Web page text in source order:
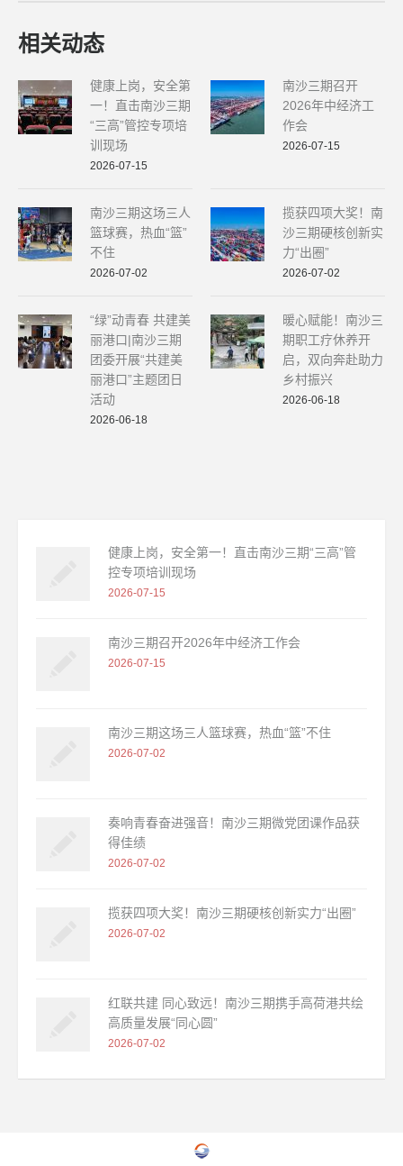
相关动态
健康上岗，安全第
一！直击南沙三期
“三高”管控专项培
训现场
2026-07-15
南沙三期召开
2026年中经济工
作会
2026-07-15
南沙三期这场三人
篮球赛，热血“篮”
不住
2026-07-02
揽获四项大奖！南
沙三期硬核创新实
力“出圈”
2026-07-02
“绿”动青春 共建美
丽港口|南沙三期
团委开展“共建美
丽港口”主题团日
活动
2026-06-18
暖心赋能！南沙三
期职工疗休养开
启，双向奔赴助力
乡村振兴
2026-06-18
健康上岗，安全第一！直击南沙三期“三高”管
控专项培训现场
2026-07-15
南沙三期召开2026年中经济工作会
2026-07-15
南沙三期这场三人篮球赛，热血“篮”不住
2026-07-02
奏响青春奋进强音！南沙三期微党团课作品获
得佳绩
2026-07-02
揽获四项大奖！南沙三期硬核创新实力“出圈”
2026-07-02
红联共建 同心致远！南沙三期携手高荷港共绘
高质量发展“同心圆”
2026-07-02